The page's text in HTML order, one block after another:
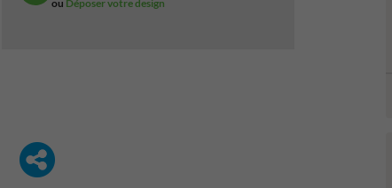
ou Déposer votre design